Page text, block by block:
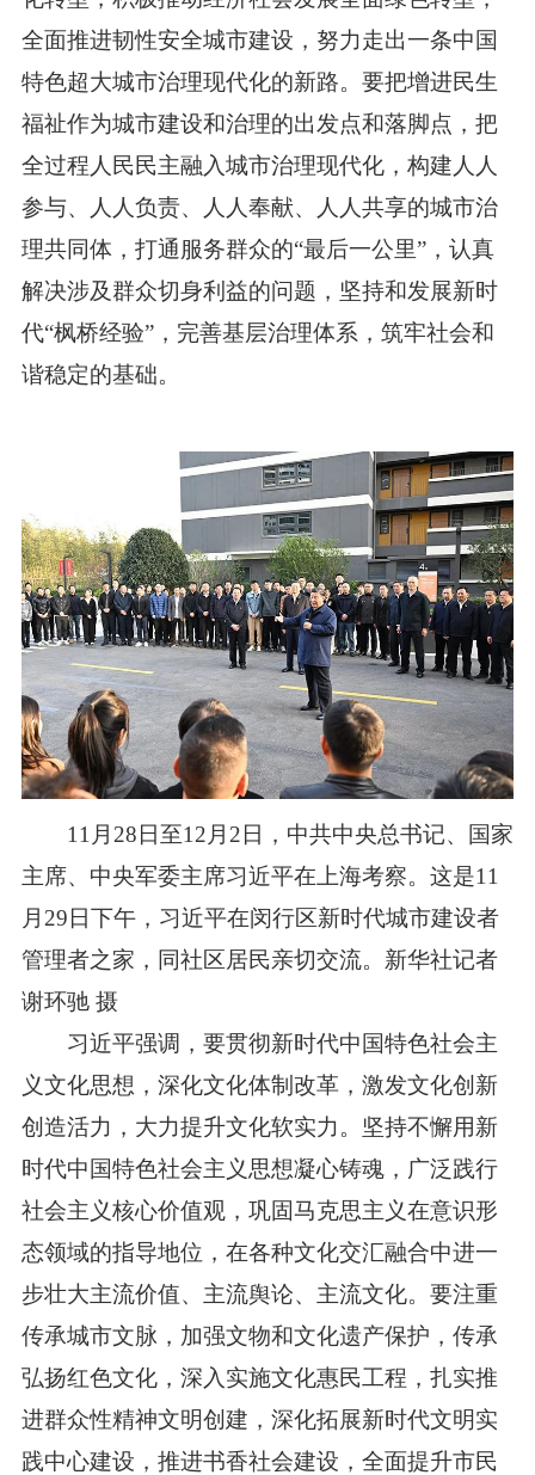
全面推进韧性安全城市建设，努力走出一条中国
特色超大城市治理现代化的新路。要把增进民生
福祉作为城市建设和治理的出发点和落脚点，把
全过程人民民主融入城市治理现代化，构建人人
参与、人人负责、人人奉献、人人共享的城市治
理共同体，打通服务群众的“最后一公里”，认真
解决涉及群众切身利益的问题，坚持和发展新时
代“枫桥经验”，完善基层治理体系，筑牢社会和
谐稳定的基础。
11月28日至12月2日，中共中央总书记、国家
主席、中央军委主席习近平在上海考察。这是11
月29日下午，习近平在闵行区新时代城市建设者
管理者之家，同社区居民亲切交流。新华社记者
谢环驰 摄
习近平强调，要贯彻新时代中国特色社会主
义文化思想，深化文化体制改革，激发文化创新
创造活力，大力提升文化软实力。坚持不懈用新
时代中国特色社会主义思想凝心铸魂，广泛践行
社会主义核心价值观，巩固马克思主义在意识形
态领域的指导地位，在各种文化交汇融合中进一
步壮大主流价值、主流舆论、主流文化。要注重
传承城市文脉，加强文物和文化遗产保护，传承
弘扬红色文化，深入实施文化惠民工程，扎实推
进群众性精神文明创建，深化拓展新时代文明实
践中心建设，推进书香社会建设，全面提升市民